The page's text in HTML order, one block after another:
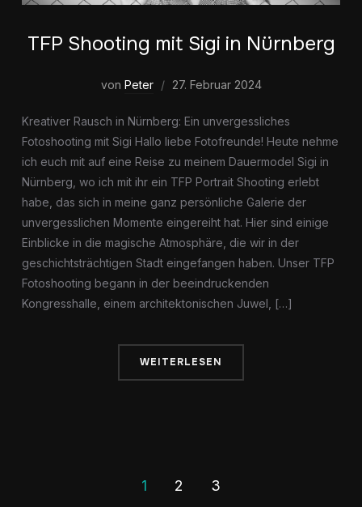
TFP Shooting mit Sigi in Nürnberg
von Peter 27. Februar 2024
Kreativer Rausch in Nürnberg: Ein unvergessliches
Fotoshooting mit Sigi Hallo liebe Fotofreunde! Heute nehme
ich euch mit auf eine Reise zu meinem Dauermodel Sigi in
Nürnberg, wo ich mit ihr ein TFP Portrait Shooting erlebt
habe, das sich in meine ganz persönliche Galerie der
unvergesslichen Momente eingereiht hat. Hier sind einige
Einblicke in die magische Atmosphäre, die wir in der
geschichtsträchtigen Stadt eingefangen haben. Unser TFP
Fotoshooting begann in der beeindruckenden
Kongresshalle, einem architektonischen Juwel, […]
WEITERLESEN
1 2 3